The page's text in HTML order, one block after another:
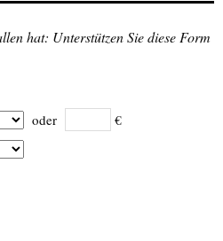
hat: Unterstützen Sie diese Form
oder €